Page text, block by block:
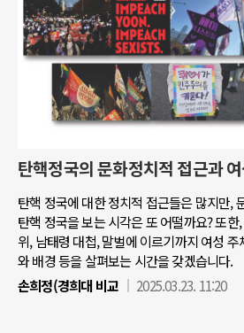
탄핵정국의 문화정치적 접근과
탄핵 정국에 대한 정치적 접근들은 많지만,
탄핵 정국을 보는 시각은 또 어떨까요? 또
위, 남태령 대첩, 말벌에 이르기까지 여성
와 배경 등을 살펴보는 시간을 갖겠습니다.
손희정(경희대 비교
2025.03.23. 11:20